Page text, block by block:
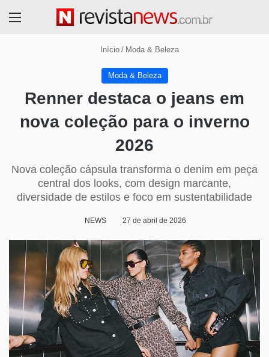
Início / Moda & Beleza
Moda & Beleza
Renner destaca o jeans em
nova coleção para o inverno
2026
Nova coleção cápsula transforma o denim em peça
central dos looks, com design marcante,
diversidade de estilos e foco em sustentabilidade
NEWS 27 de abril de 2026